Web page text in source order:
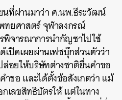
นที่ผ่านมาว่า ศ.นพ.ธีระวัฒน์
ทยศาสตร์ จุฬาลงกรณ์
พิจารณาการนำกัญชาไปใช้
เปิดเผยผ่านเฟซบุ๊กส่วนตัวว่า
ยให้บริษัทต่างชาติยื่นคำขอ
ขอ และได้ตั้งข้อสังเกตว่า แม้
เลขสิทธิบัตรให้ แต่ในทาง